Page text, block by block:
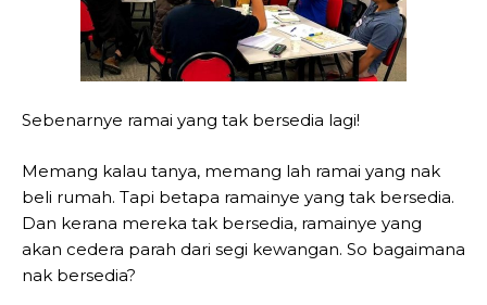
Sebenarnye ramai yang tak bersedia lagi!
Memang kalau tanya, memang lah ramai yang nak
beli rumah. Tapi betapa ramainye yang tak bersedia.
Dan kerana mereka tak bersedia, ramainye yang
akan cedera parah dari segi kewangan. So bagaimana
nak bersedia?